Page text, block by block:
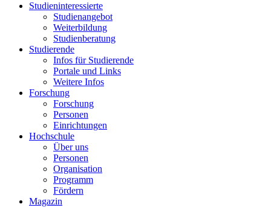
Studieninteressierte
Studienangebot
Weiterbildung
Studien­beratung
Studierende
Infos für Studierende
Portale und Links
Weitere Infos
Forschung
Forschung
Personen
Einrichtungen
Hochschule
Über uns
Personen
Organisation
Programm
Fördern
Magazin